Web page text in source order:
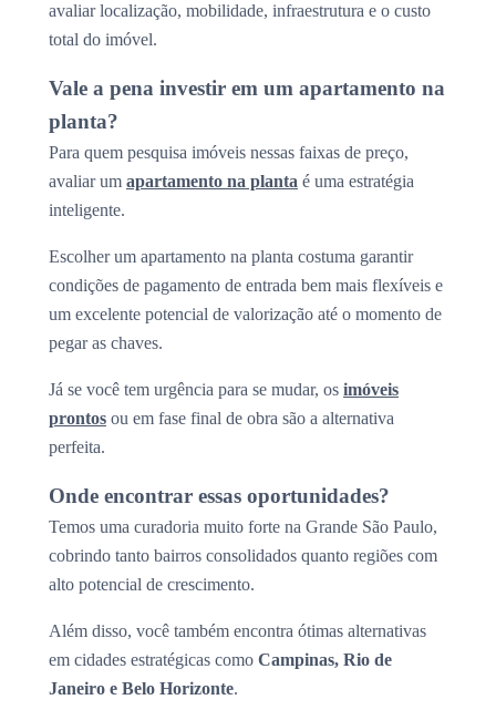
avaliar localização, mobilidade, infraestrutura e o custo
total do imóvel.
Vale a pena investir em um apartamento na
planta?
Para quem pesquisa imóveis nessas faixas de preço,
avaliar um apartamento na planta é uma estratégia
inteligente.
Escolher um apartamento na planta costuma garantir
condições de pagamento de entrada bem mais flexíveis e
um excelente potencial de valorização até o momento de
pegar as chaves.
Já se você tem urgência para se mudar, os imóveis
prontos ou em fase final de obra são a alternativa
perfeita.
Onde encontrar essas oportunidades?
Temos uma curadoria muito forte na Grande São Paulo,
cobrindo tanto bairros consolidados quanto regiões com
alto potencial de crescimento.
Além disso, você também encontra ótimas alternativas
em cidades estratégicas como Campinas, Rio de
Janeiro e Belo Horizonte.